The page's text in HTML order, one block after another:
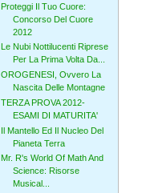
Proteggi Il Tuo Cuore:
Concorso Del Cuore
2012
Le Nubi Nottilucenti Riprese
Per La Prima Volta Da...
OROGENESI, Ovvero La
Nascita Delle Montagne
TERZA PROVA 2012-
ESAMI DI MATURITA'
Il Mantello Ed Il Nucleo Del
Pianeta Terra
Mr. R's World Of Math And
Science: Risorse
Musical...